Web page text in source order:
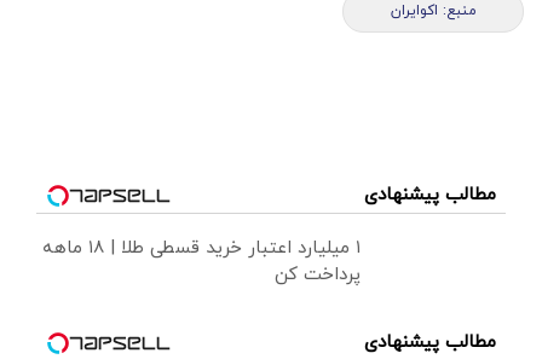
منبع: اکوایران
مطالب پیشنهادی
۱ میلیارد اعتبار خرید قسطی طلا | ۱۸ ماهه
پرداخت کن
مطالب پیشنهادی